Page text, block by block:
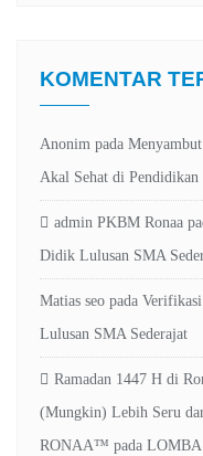
KOMENTAR
Anonim pada
Akal Sehat di
admin PKBM Ronaa
Didik Lulusan SMA
Matias seo pada
Lulusan SMA Sederajat
Ramadan 1447 H di
(Mungkin) Lebih Seru
RONAA™ pada